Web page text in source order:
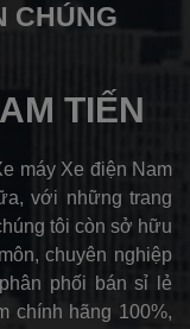
CHÚNG
TIẾN
máy Xe điện Nam
với những trang
tôi còn sở hữu
chuyên nghiệp
phối bán sỉ lẻ
chính hãng 100%,